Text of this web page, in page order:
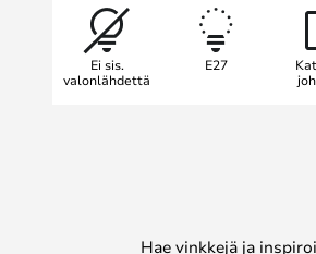
Ei sis.
valonlähdettä
E27
Hae vinkkejä ja